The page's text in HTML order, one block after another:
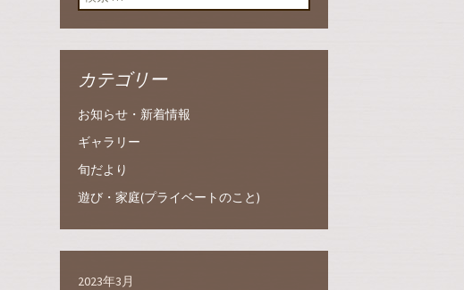
カテゴリー
お知らせ・新着情報
ギャラリー
旬だより
遊び・家庭(プライベートのこと)
2023年3月